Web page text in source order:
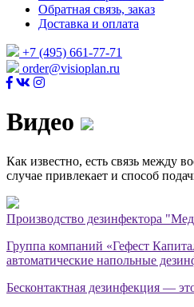
Обратная связь, заказ
Доставка и оплата
+7 (495) 661-77-71
order@visioplan.ru
Видео
Как известно, есть связь между
случае привлекает и способ
Производство дезинфектора
Группа компаний «Гефест
автоматические напольные
Бесконтактная дезинфекция —